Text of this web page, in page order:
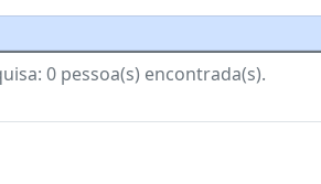
0 pessoa(s) encontrada(s).